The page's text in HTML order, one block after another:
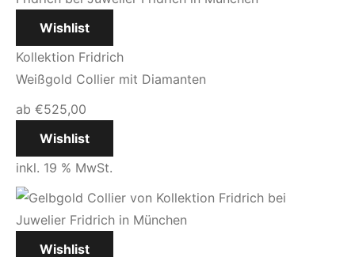
Wishlist
Kollektion Fridrich
Weißgold Collier mit Diamanten
ab €525,00
Wishlist
inkl. 19 % MwSt.
Wishlist